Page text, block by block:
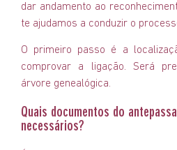
dar andamento ao
te ajudamos a conduzir o
O primeiro passo é a
comprovar a ligação. Será
árvore genealógica.
Quais documentos do
necessários?